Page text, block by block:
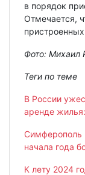
в порядок
Отмечается,
Фото: Михаил
Теги по теме
В России
аренде
Симферополь
начала года
К лету 2024